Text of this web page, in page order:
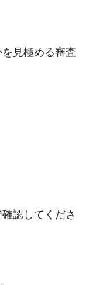
見極める審査
認してくださ